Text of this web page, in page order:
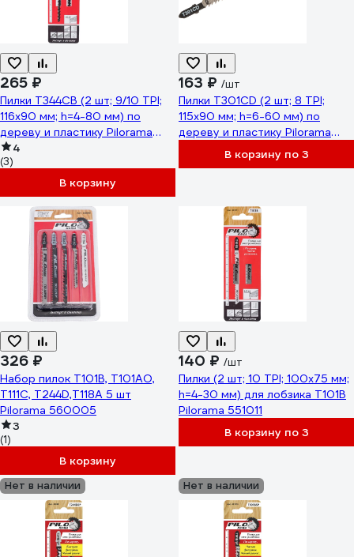
265 ₽
Пилки T344CB (2 шт; 9/10 TPI;
116x90 мм; h=4-80 мм) по
дереву и пластику Pilorama
553441
4
(3)
В корзину
163 ₽ /шт
Пилки T301CD (2 шт; 8 TPI;
115x90 мм; h=6-60 мм) по
дереву и пластику Pilorama
В корзину по 3
326 ₽
Набор пилок T101B, T101AO,
T111C, T244D,T118A 5 шт
Pilorama 560005
3
(1)
В корзину
140 ₽ /шт
Пилки (2 шт; 10 TPI; 100x75 мм;
h=4-30 мм) для лобзика Т101B
Pilorama 551011
В корзину по 3
Нет в наличии Нет в наличии